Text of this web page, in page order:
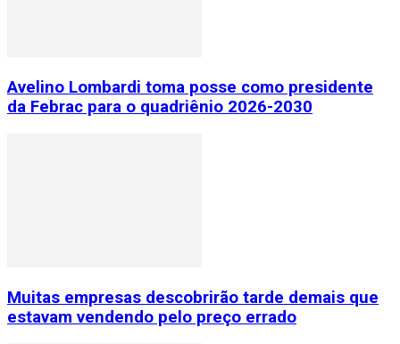
Avelino Lombardi toma posse como presidente
da Febrac para o quadriênio 2026-2030
Muitas empresas descobrirão tarde demais que
estavam vendendo pelo preço errado